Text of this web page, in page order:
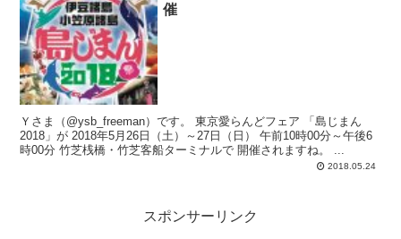
催
Ｙさま（@ysb_freeman）です。 東京愛らんどフェア 「島じまん
2018」が 2018年5月26日（土）～27日（日） 午前10時00分～午後6
2018.05.24
スポンサーリンク